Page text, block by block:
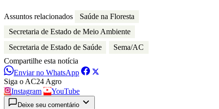
Assuntos relacionados
Saúde na Floresta
Secretaria de Estado de Meio Ambiente
Secretaria de Estado de Saúde
Sema/AC
Compartilhe esta notícia
Enviar no WhatsApp
Siga o AC24 Agro
Instagram
YouTube
Deixe seu comentário